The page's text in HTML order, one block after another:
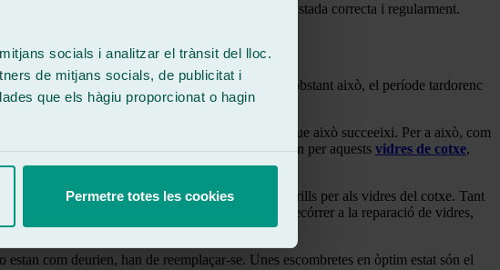
socials i analitzar el trànsit del lloc.
de mitjans socials, de publicitat i
que els hàgiu proporcionat o hagin
Permetre totes les cookies
la pressió interna d’aquests, la qual ha de ser ajustada correcta i regularment.
tots els obstacles existents en la calçada. No obstant això, el període tardorenc
però el més recomanable és, de base, evitar que això succeeixi. Per a això, com
que les gotes d’aigua i els flocs de neu rellisquin per aquests vidres de cotxe,
en carretera, aquests elements poden suposar perills per als vidres del cotxe. Tant
o esquerdes. Amb la condició d’evitar haver de recórrer a la reparació de vidres,
com deurien, han de reemplaçar-se. Unes escombretes en òptim estat són el